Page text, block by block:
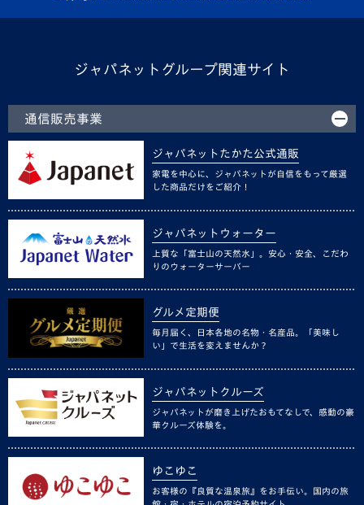
ジャパネットグループ関連サイト
通信販売事業
ジャパネットたかた公式通販
家電を中心に、ジャパネットが自信をもって厳選
した商品だけをご紹介！
ジャパネットウォーター
上質な「富士山の天然水」。安心・安全、こだわ
りのウォーターサーバー
グルメ定期便
毎月届く、日本各地の名物・名産品。「美味し
い」で生活を変えませんか？
ジャパネットクルーズ
ジャパネットが磨き上げたおもてなしで、感動の豪
華クルーズ体験を。
ゆこゆこ
お客様の『良質な温泉旅』をお手伝い。国内の旅